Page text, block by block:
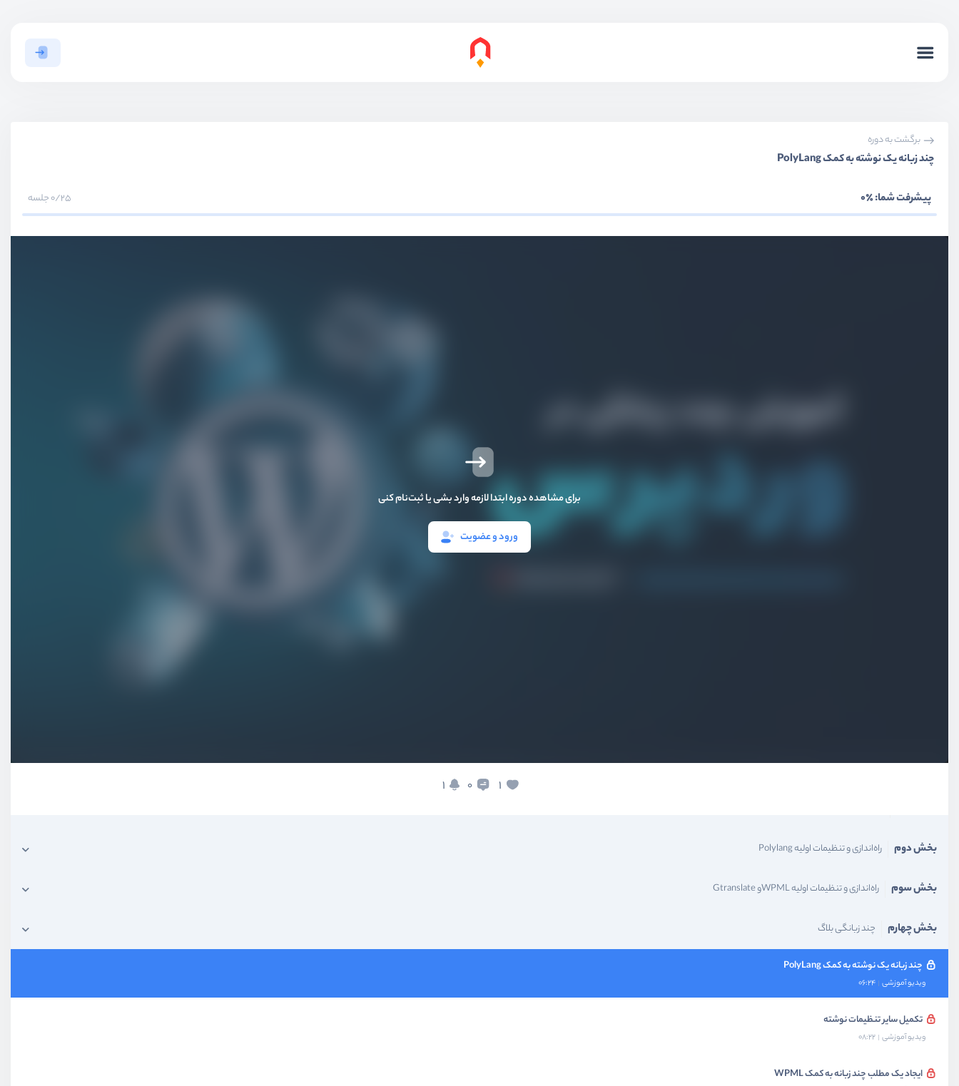
برگشت به دوره
چند زبانه یک نوشته به کمک PolyLang
پیشرفت شما:٪0 0/25 جلسه
برای مشاهده دوره ابتدا لازمه وارد بشی یا ثبت‌نام کنی
ورود و عضویت
1
0
1
بخش دوم راه‌اندازی و تنظیمات اولیه Polylang
بخش سوم راه‌اندازی و تنظیمات اولیه WPMLو Gtranslate
بخش چهارم چند زبانگی بلاگ
چند زبانه یک نوشته به کمک PolyLang
ویدیو آموزشی 06:24
تکمیل سایر تنظیمات نوشته
ویدیو آموزشی 08:22
ایجاد یک مطلب چند زبانه به کمک WPML